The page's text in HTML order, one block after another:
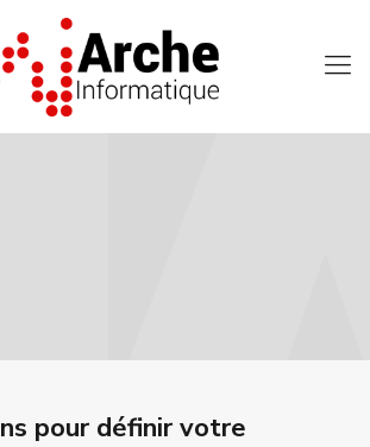
pour définir votre